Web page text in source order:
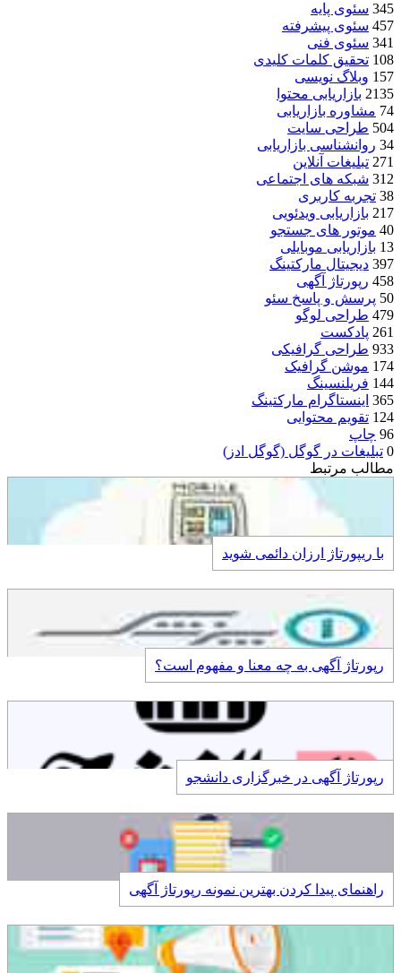
345 سئوی پایه
457 سئوی پیشرفته
341 سئوی فنی
108 تحقیق کلمات کلیدی
157 وبلاگ نویسی
2135 بازاریابی محتوا
74 مشاوره بازاریابی
504 طراحی سایت
34 روانشناسی بازاریابی
271 تبلیغات آنلاین
312 شبکه های اجتماعی
38 تجربه کاربری
217 بازاریابی ویدئویی
40 موتور های جستجو
13 بازاریابی موبایلی
397 دیجیتال مارکتینگ
458 رپورتاژ آگهی
50 پرسش و پاسخ سئو
479 طراحی لوگو
261 پادکست
933 طراحی گرافیکی
174 موشن گرافیک
144 فریلنسینگ
365 اینستاگرام مارکتینگ
124 تقویم محتوایی
96 چاپ
0 تبلیغات در گوگل (گوگل ادز)
مطالب مرتبط
با ريپورتاژ ارزان دائمی شوید
رپورتاژ آگهی به چه معنا و مفهوم است؟
رپورتاژ آگهی در خبرگزاری دانشجو
راهنمای پیدا کردن بهترین نمونه رپورتاژ آگهی